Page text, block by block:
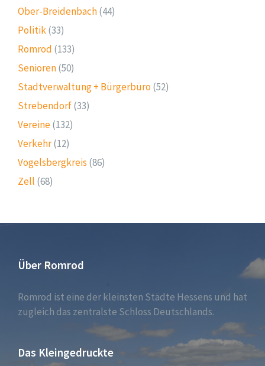
Ober-Breidenbach(44)
Politik(33)
Romrod (133)
Senioren(50)
Stadtverwaltung + Bürgerbüro (52)
Strebendorf(33)
Vereine(132)
Verkehr(12)
Vogelsbergkreis (86)
Zell (68)
Über Romrod
Romrod ist eine der kleinsten Städte Hessens und hat
zugleich das zentralste Schloss Deutschlands.
Das Kleingedruckte